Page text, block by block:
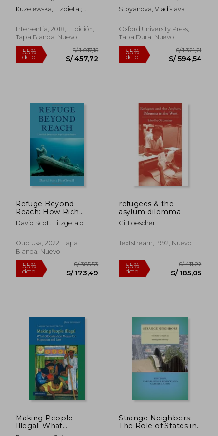
55%
dcto. S/ 406,71
55%
dcto.
55% S/ 340,65 55%
Democracy (en
Inglés)
Kuzelewska, Elzbieta ;
Dariusz
Intersentia, 2018, 1 Edición,
Tapa Blanda, Nuevo
Convention on
Human Rights: Within
Boundaries (en
Inglés)
Stoyanova, Vladislava
Oxford University Press,
Tapa Dura, Nuevo
Refuge Beyond
Reach: How Rich
Democracies Repel
Asylum Seekers (en
David Scott Fitzgerald
Oup Usa, 2022, Tapa
Blanda, Nuevo
refugees & the
asylum dilemma
Gil Loescher
Textstream, 1992, Nuevo
Making People
Illegal: What
Globalization Means
Strange Neighbors:
The Role of States in